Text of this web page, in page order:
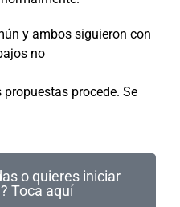
y ambos siguieron con
no
procede. Se
o quieres iniciar
Toca aquí